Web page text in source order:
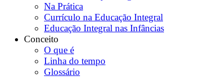
Na Prática
Currículo na Educação Integral
Educação Integral nas Infâncias
Conceito
O que é
Linha do tempo
Glossário